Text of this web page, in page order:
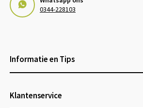
0344-228103
Informatie en Tips
Klantenservice